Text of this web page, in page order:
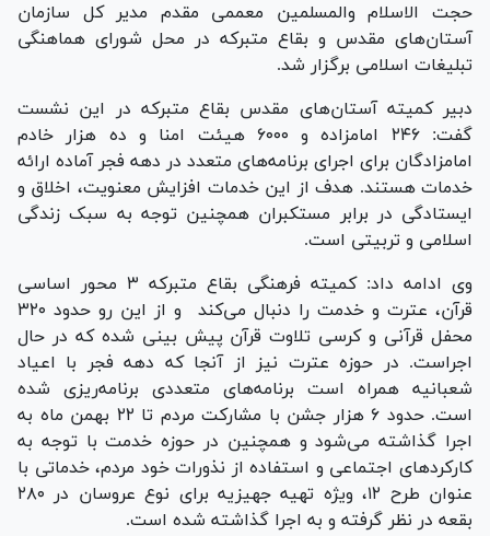
حجت الاسلام والمسلمین معممی مقدم مدیر کل سازمان
آستان‌های مقدس و بقاع متبرکه در محل شورای هماهنگی
تبلیغات اسلامی برگزار شد.
دبیر کمیته آستان‌های مقدس بقاع متبرکه در این نشست
گفت: ۲۴۶ امامزاده و ۶۰۰۰ هیئت امنا و ده هزار خادم
امامزادگان برای اجرای برنامه‌های متعدد در دهه فجر آماده ارائه
خدمات هستند. هدف از این خدمات افزایش معنویت، اخلاق و
ایستادگی در برابر مستکبران همچنین توجه به سبک زندگی
اسلامی و تربیتی است.
وی ادامه داد: کمیته فرهنگی بقاع متبرکه ۳ محور اساسی
قرآن، عترت و خدمت را دنبال می‌کند و از این رو حدود ۳۲۰
محفل قرآنی و کرسی تلاوت قرآن پیش بینی شده که در حال
اجراست. در حوزه عترت نیز از آنجا که دهه فجر با اعیاد
شعبانیه همراه است برنامه‌های متعددی برنامه‌ریزی شده
است. حدود ۶ هزار جشن با مشارکت مردم تا ۲۲ بهمن ماه به
اجرا گذاشته می‌شود و همچنین در حوزه خدمت با توجه به
کارکرد‌های اجتماعی و استفاده از نذورات خود مردم، خدماتی با
عنوان طرح ۱۲، ویژه تهیه جهیزیه برای نوع عروسان در ۲۸۰
بقعه در نظر گرفته و به اجرا گذاشته شده است.